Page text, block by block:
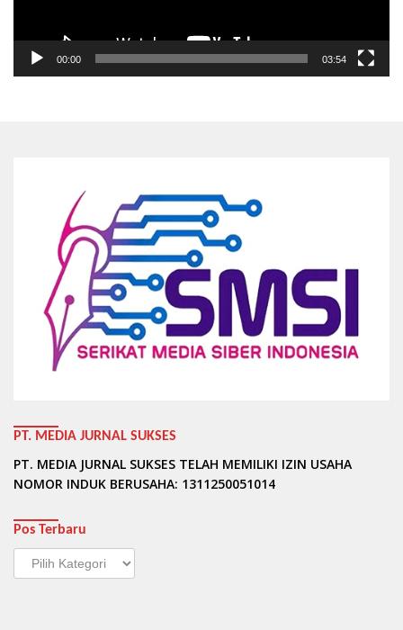
00:00 03:54
PT. MEDIA JURNAL SUKSES
PT. MEDIA JURNAL SUKSES TELAH MEMILIKI IZIN USAHA
NOMOR INDUK BERUSAHA: 1311250051014
Pos Terbaru
Pos
Terbaru